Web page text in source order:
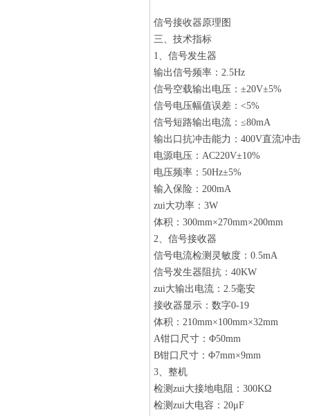
信号接收器原理图
三、技术指标
1、信号发生器
输出信号频率：2.5Hz
信号空载输出电压：±20V±5%
信号电压幅值误差：<5%
信号短路输出电流：≤80mA
输出口抗冲击能力：400V直流冲击
电源电压：AC220V±10%
电压频率：50Hz±5%
输入保险：200mA
zui大功率：3W
体积：300mm×270mm×200mm
2、信号接收器
信号电流检测灵敏度：0.5mA
信号发生器阻抗：40KW
zui大输出电流：2.5毫安
接收器显示：数字0-19
体积：210mm×100mm×32mm
A钳口尺寸：Φ50mm
B钳口尺寸：Φ7mm×9mm
3、整机
检测zui大接地电阻：300KΩ
检测zui大电容：20μF